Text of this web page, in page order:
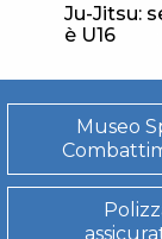
Ju-Jitsu:
è U16
Museo